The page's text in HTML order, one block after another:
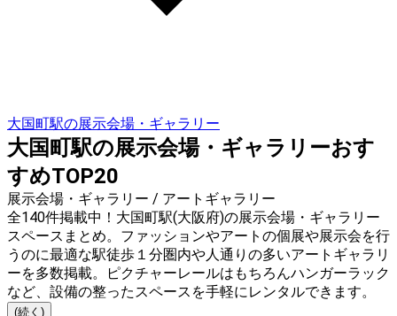
大国町駅の展示会場・ギャラリー
大国町駅の展示会場・ギャラリーおす
すめTOP20
展示会場・ギャラリー / アートギャラリー
全140件掲載中！大国町駅(大阪府)の展示会場・ギャラリー
スペースまとめ。ファッションやアートの個展や展示会を行
うのに最適な駅徒歩１分圏内や人通りの多いアートギャラリ
ーを多数掲載。ピクチャーレールはもちろんハンガーラック
など、設備の整ったスペースを手軽にレンタルできます。
(続く)